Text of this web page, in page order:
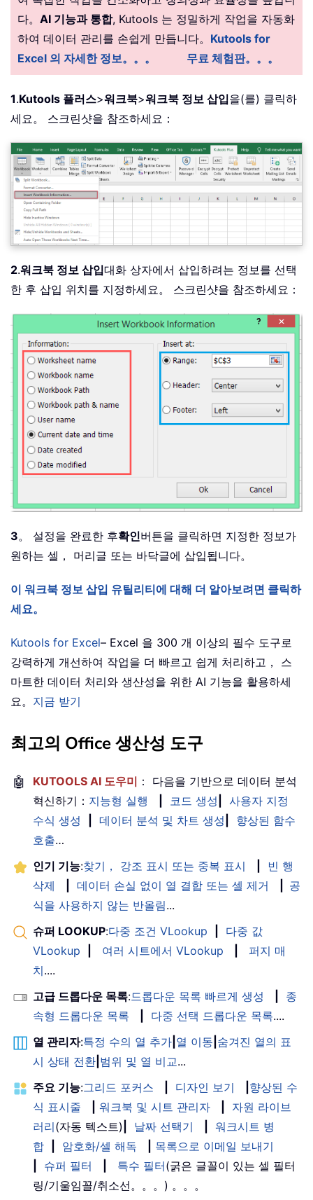
다。 AI 기능과 통합, Kutools 는 정밀하게 작업을 자동화
하여 데이터 관리를 손쉽게 만듭니다。 Kutools for
Excel 의 자세한 정보。。。
무료 체험판。。。
1.Kutools 플러스>워크북>워크북 정보 삽입을(를) 클릭하
세요。 스크린샷을 참조하세요：
2.워크북 정보 삽입대화 상자에서 삽입하려는 정보를 선택
한 후 삽입 위치를 지정하세요。 스크린샷을 참조하세요：
3。 설정을 완료한 후확인버튼을 클릭하면 지정한 정보가
원하는 셀， 머리글 또는 바닥글에 삽입됩니다。
이 워크북 정보 삽입 유틸리티에 대해 더 알아보려면 클릭하
세요。
Kutools for Excel– Excel 을 300 개 이상의 필수 도구로
강력하게 개선하여 작업을 더 빠르고 쉽게 처리하고， 스
마트한 데이터 처리와 생산성을 위한 AI 기능을 활용하세
요。 지금 받기
최고의 Office 생산성 도구
🤖 KUTOOLS AI 도우미 ： 다음을 기반으로 데이터 분석
혁신하기： 지능형 실행 코드 생성
사용자 지정
수식 생성
데이터 분석 및 차트 생성
향상된 함수
호출…
인기 기능:찾기， 강조 표시 또는 중복 표시
빈 행
삭제
데이터 손실 없이 열 결합 또는 셀 제거
공
식을 사용하지 않는 반올림...
슈퍼 LOOKUP:다중 조건 VLookup
다중 값
VLookup
여러 시트에서 VLookup
퍼지 매
치....
고급 드롭다운 목록:드롭다운 목록 빠르게 생성
종
속형 드롭다운 목록
다중 선택 드롭다운 목록....
열 관리자:특정 수의 열 추가 열 이동 숨겨진 열의 표
시 상태 전환 범위 및 열 비교...
주요 기능:그리드 포커스 디자인 보기
향상된 수
식 표시줄
워크북 및 시트 관리자
자원 라이브
러리(자동 텍스트) 날짜 선택기
워크시트 병
합
암호화/셀 해독
목록으로 이메일 보내기
슈퍼 필터 특수 필터(굵은 글꼴이 있는 셀 필터
링/기울임꼴/취소선。。。) 。。。